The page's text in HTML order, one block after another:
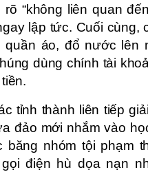
“không liên quan
lập tức. Cuối cùng,
quần áo, đổ nước lên
dùng chính tài
tỉnh thành liên tiếp
đảo mới nhắm vào
nhóm tội phạm
điện hù dọa nạn